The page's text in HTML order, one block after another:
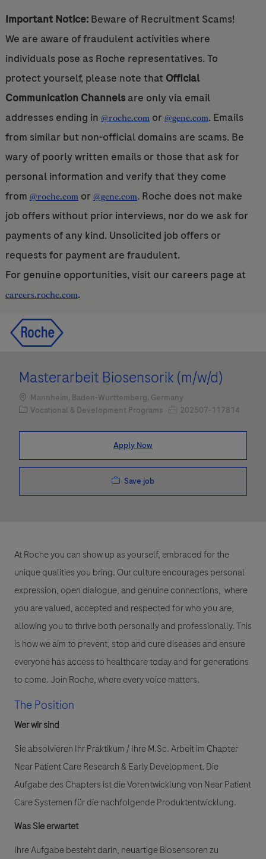
Important Notice:Beware of Recruitment Scams!
We are aware of fraudulent activities where
individuals pose as Roche representatives. To
protect yourself, please note that Official
Communication Channelsare only via email
addresses ending in @roche.comor @gene.com. Emails
from similar but non-official domains are scams. Be
wary of poorly written emails or those that ask for
personal information and verify that they come
from @roche.comor @gene.com. Roche does not make
job offers without prior interviews, nor do we ask for
payments of any kind. Unsolicited job offers or
requests for payment are fraudulent.
For genuine opportunities, visit our careers page at
careers.roche.com.
Masterarbeit Biosensorik (m/w/d)
Location
Mannheim, Baden-Wurttemberg, Germany
Category
Vocational & Development Programs Job Id202507-117814
Apply Now
Save job
At Roche you can show up as yourself, embraced for the
unique qualities you bring. Our culture encourages personal
expression, open dialogue, and genuine connections, where
you are valued, accepted and respected for who you are,
allowing you to thrive both personally and professionally. This
is how we aim to prevent, stop and cure diseases and ensure
everyone has access to healthcare today and for generations
to come. Join Roche, where every voice matters.
The Position
Wer wir sind
Sie absolvieren Ihr Praktikum / Ihre M.Sc. Arbeit im Chapter
Near Patient Care Research & Early Development. Die
Aufgabe des Chapters ist die Vorentwicklung von Near Patient
Care Systemen für die nachfolgende Produktentwicklung.
Was Sie erwartet
Ihre Aufgabe besteht darin, neuartige Biosensoren zu